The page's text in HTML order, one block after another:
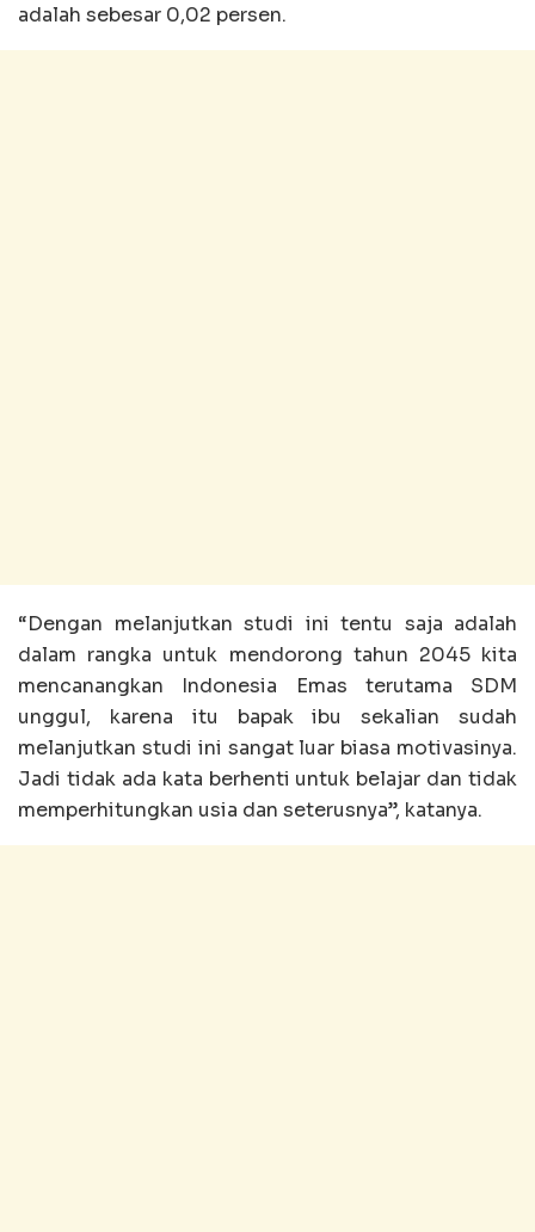
adalah sebesar 0,02 persen.
“Dengan melanjutkan studi ini tentu saja adalah
dalam rangka untuk mendorong tahun 2045 kita
mencanangkan Indonesia Emas terutama SDM
unggul, karena itu bapak ibu sekalian sudah
melanjutkan studi ini sangat luar biasa motivasinya.
Jadi tidak ada kata berhenti untuk belajar dan tidak
memperhitungkan usia dan seterusnya”, katanya.